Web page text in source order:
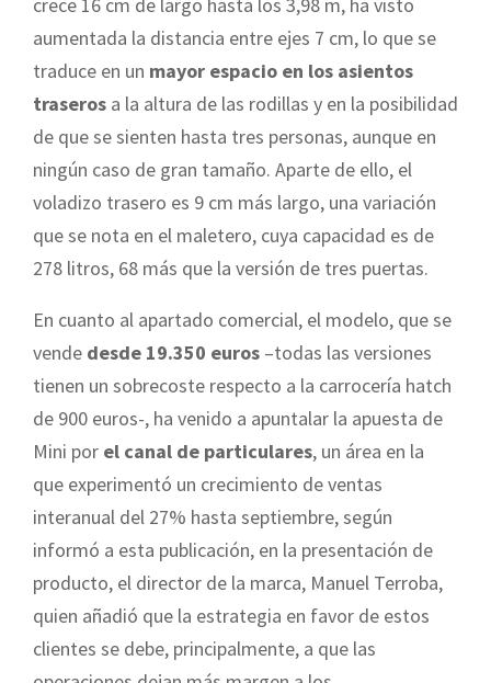
crece 16 cm de largo hasta los 3,98 m, ha visto
aumentada la distancia entre ejes 7 cm, lo que se
traduce en un mayor espacio en los asientos
traseros a la altura de las rodillas y en la posibilidad
de que se sienten hasta tres personas, aunque en
ningún caso de gran tamaño. Aparte de ello, el
voladizo trasero es 9 cm más largo, una variación
que se nota en el maletero, cuya capacidad es de
278 litros, 68 más que la versión de tres puertas.
En cuanto al apartado comercial, el modelo, que se
vende desde 19.350 euros –todas las versiones
tienen un sobrecoste respecto a la carrocería hatch
de 900 euros-, ha venido a apuntalar la apuesta de
Mini por el canal de particulares, un área en la
que experimentó un crecimiento de ventas
interanual del 27% hasta septiembre, según
informó a esta publicación, en la presentación de
producto, el director de la marca, Manuel Terroba,
quien añadió que la estrategia en favor de estos
clientes se debe, principalmente, a que las